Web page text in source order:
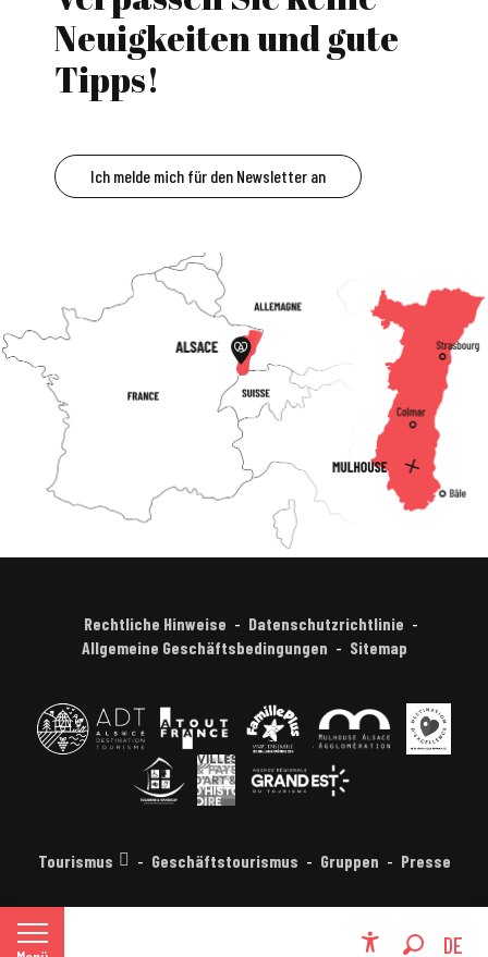
DE
FR
Neuigkeiten und gute
Tipps!
Ich melde mich für den Newsletter an
Rechtliche Hinweise
Datenschutzrichtlinie
Allgemeine Geschäftsbedingungen
Sitemap
Tourismus Geschäftstourismus Gruppen Presse